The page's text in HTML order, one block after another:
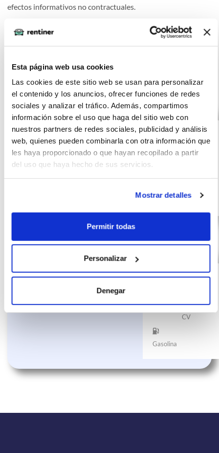
Esta página web usa cookies
Las cookies de este sitio web se usan para personalizar
el contenido y los anuncios, ofrecer funciones de redes
sociales y analizar el tráfico. Además, compartimos
información sobre el uso que haga del sitio web con
nuestros partners de redes sociales, publicidad y análisis
web, quienes pueden combinarla con otra información que
les haya proporcionado o que hayan recopilado a partir
del uso que haya hecho de sus servicios.
Mostrar detalles
Permitir todas
Personalizar
Denegar
efectos informativos no contractuales.
Otras ofertas de VOLKSWAGEN
ID.4
VOLKSWAGEN ID.4
Pro Performance
150kW (204CV)
Automático
462
€/mes
(IVA
incluido)
24
meses
VOLKSWAGEN ID.4
GTX 220kW
(299CV) Automático
572
€/mes
(IVA
incluido)
km
24
299
CV
Gasolina